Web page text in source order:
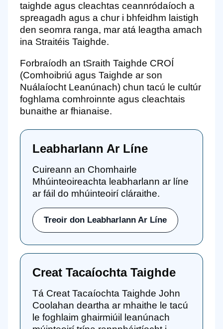
taighde agus cleachtas ceannródaíoch a
spreagadh agus a chur i bhfeidhm laistigh
den seomra ranga, mar atá leagtha amach
ina Straitéis Taighde.
Forbraíodh an tSraith Taighde CROÍ
(Comhoibriú agus Taighde ar son
Nuálaíocht Leanúnach) chun tacú le cultúr
foghlama comhroinnte agus cleachtais
bunaithe ar fhianaise.
Leabharlann Ar Líne
Cuireann an Chomhairle
Mhúinteoireachta leabharlann ar líne
ar fáil do mhúinteoirí cláraithe.
Treoir don Leabharlann Ar Líne
Creat Tacaíochta Taighde
Tá Creat Tacaíochta Taighde John
Coolahan deartha ar mhaithe le tacú
le foghlaim ghairmiúil leanúnach